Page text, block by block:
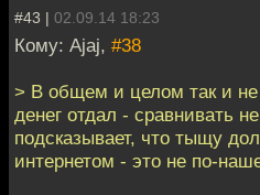
#43 | 02.09.14 18:23
Кому: Ajaj, #38
> В общем и целом так и не
денег отдал - сравнивать
подсказывает, что тыщу
интернетом - это не по-